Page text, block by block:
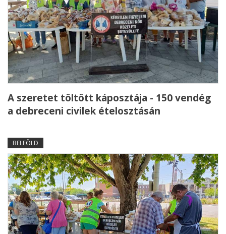
A szeretet töltött káposztája - 150 vendég
a debreceni civilek ételosztásán
BELFÖLD